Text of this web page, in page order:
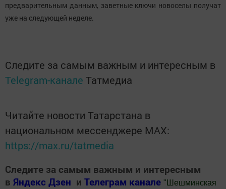
предварительным данным, заветные ключи новоселы получат
уже на следующей неделе.
Следите за самым важным и интересным в
Telegram-канале Татмедиа
Читайте новости Татарстана в
национальном мессенджере MАХ:
https://max.ru/tatmedia
Следите за самым важным и интересным
в Яндекс Дзен и Телеграм канале " Шешминская